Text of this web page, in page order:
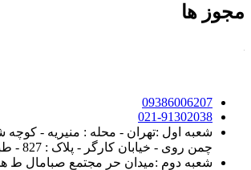
مجوز ها
09386006207
021-91302038
شعبه اول :تهران - محله : منیریه - کوچه
چمن روی - خیابان کارگر - پلاک : 827 - طبقه : همکف
شعبه دوم :میدان حر مجتمع صبامال ط